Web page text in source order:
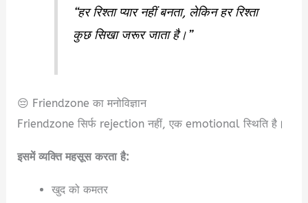
“हर रिश्ता प्यार नहीं बनता, लेकिन हर रिश्ता
कुछ सिखा जरूर जाता है।”
😔 Friendzone का मनोविज्ञान
Friendzone सिर्फ rejection नहीं, एक emotional स्थिति है।
इसमें व्यक्ति महसूस करता है:
खुद को कमतर